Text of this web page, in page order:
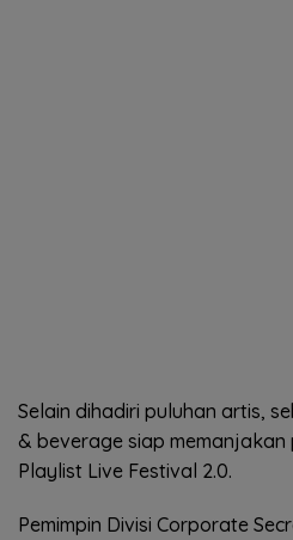
Selain dihadiri puluhan artis,
& beverage siap
Playlist Live Festival 2.0.
Pemimpin Divisi Corporate